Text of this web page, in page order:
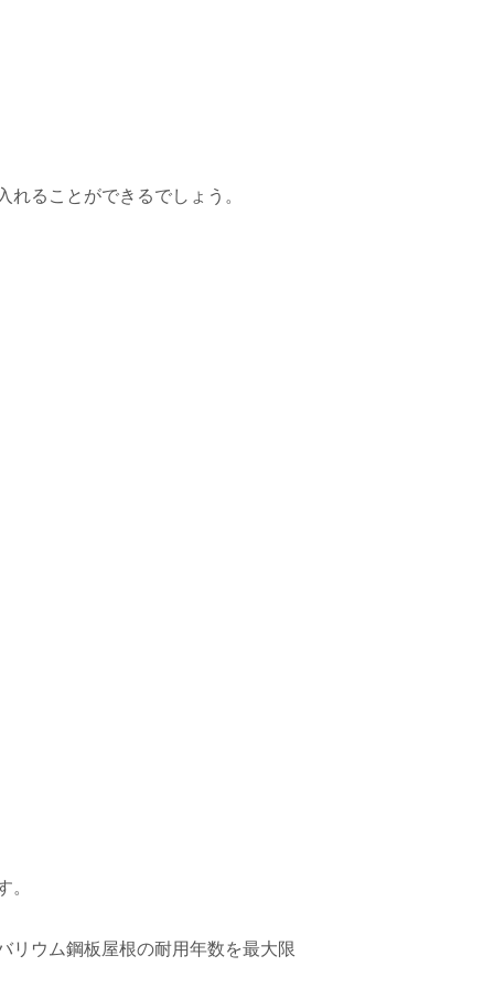
ることができるでしょう。
。
リウム鋼板屋根の耐用年数を最大限